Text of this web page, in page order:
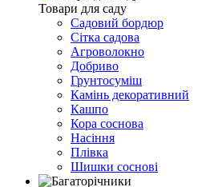
Товари для саду
Садовий бордюр
Сітка садова
Агроволокно
Добриво
Грунтосуміш
Камінь декоративний
Кашпо
Кора соснова
Насіння
Плівка
Шишки соснові